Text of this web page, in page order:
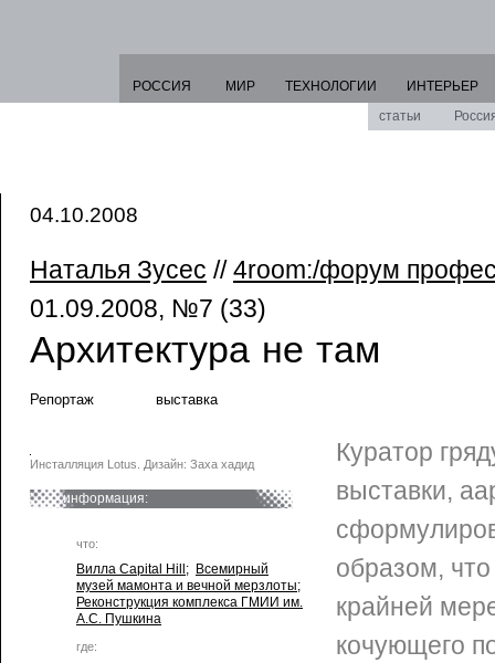
РОССИЯ МИР ТЕХНОЛОГИИ
ИНТЕРЬЕР
статьи
04.10.2008
Наталья Зусес //4room:/форум
01.09.2008, №7 (33)
Архитектура не там
Репортаж выставка
Инсталляция Lotus. Дизайн: Заха хадид
информация:
что:
Вилла Capital Hill ; Всемирный
музей мамонта и вечной мерзлоты;
Реконструкция комплекса ГМИИ им.
А.С. Пушкина
где:
Куратор
выставки,
образом,
крайней
кочующего